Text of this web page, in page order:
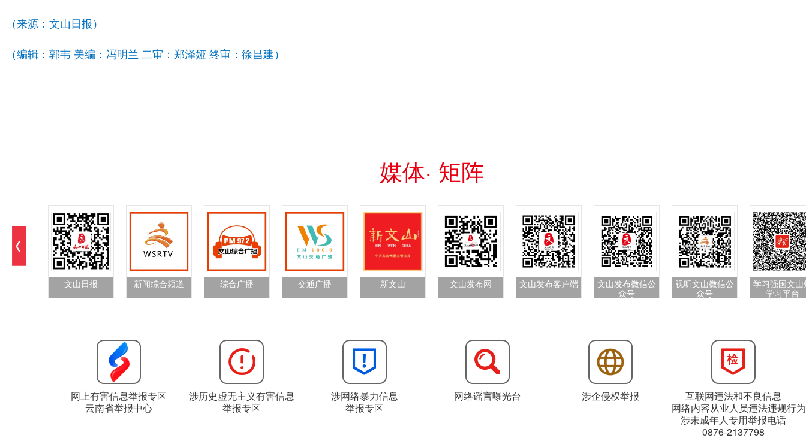
（来源：文山日报）
（编辑：郭韦 美编：冯明兰 二审：郑泽娅 终审：徐昌建）
媒体· 矩阵
文山日报 新闻综合频道 综合广播 交通广播 新文山 文山发布网 文山发布客户端
文山发布微信公
众号
视听文山微信公
众号
学习强国文山
学习平台
网上有害信息举报专区
云南省举报中心
涉历史虚无主义有害信息
举报专区
涉网络暴力信息
举报专区
网络谣言曝光台 涉企侵权举报
互联网违法和不良信息
网络内容从业人员违法违规行为
涉未成年人专用举报电话
0876-2137798